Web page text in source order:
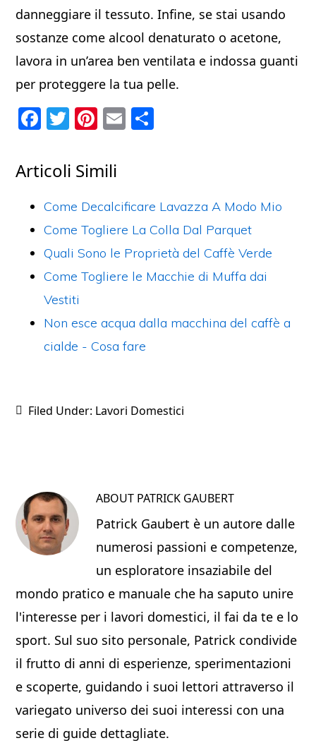
danneggiare il tessuto. Infine, se stai usando
sostanze come alcool denaturato o acetone,
lavora in un’area ben ventilata e indossa guanti
per proteggere la tua pelle.
F
c
e
b
o
o
k
T
itt
er
Pi
er
e
st
E
vi
di
Articoli Simili
Come Decalcificare Lavazza A Modo Mio
Come Togliere La Colla Dal Parquet
Quali Sono le Proprietà del Caffè Verde
Come Togliere le Macchie di Muffa dai
Vestiti
Non esce acqua dalla macchina del caffè a
cialde - Cosa fare
Filed Under: Lavori Domestici
ABOUT PATRICK GAUBERT
Patrick Gaubert è un autore dalle
numerosi passioni e competenze,
un esploratore insaziabile del
mondo pratico e manuale che ha saputo unire
l'interesse per i lavori domestici, il fai da te e lo
sport. Sul suo sito personale, Patrick condivide
il frutto di anni di esperienze, sperimentazioni
e scoperte, guidando i suoi lettori attraverso il
variegato universo dei suoi interessi con una
serie di guide dettagliate.